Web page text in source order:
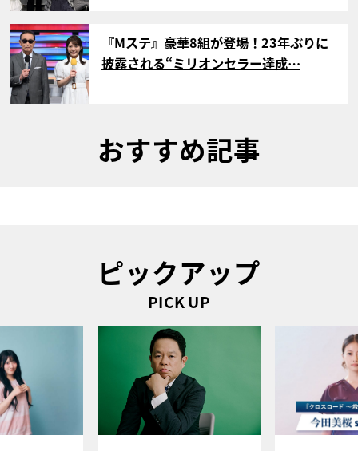
サムネイル
『Mステ』豪華8組が登場！23年ぶりに
披露される“ミリオンセラー達成…
おすすめ記事
ピックアップ
PICK UP